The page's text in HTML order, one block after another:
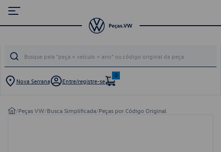
Nova Serrana Entre/registre-se
0
/Peças VW/Busca Simplificada/Peças por Código Original